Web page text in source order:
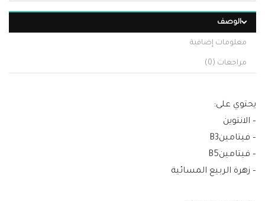
الوصف
معلومات إضافية
مراجعات (0)
يحتوي على:
– الانتوين
– فيتامينB3
– فيتامينB5
– زهرة الربيع المسائية